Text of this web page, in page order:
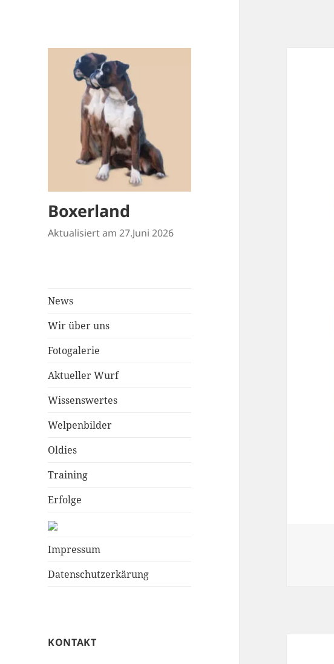
Boxerland
Aktualisiert am 27.Juni 2026
News
Wir über uns
Fotogalerie
Aktueller Wurf
Wissenswertes
Welpenbilder
Oldies
Training
Erfolge
Impressum
Datenschutzerkärung
KONTAKT